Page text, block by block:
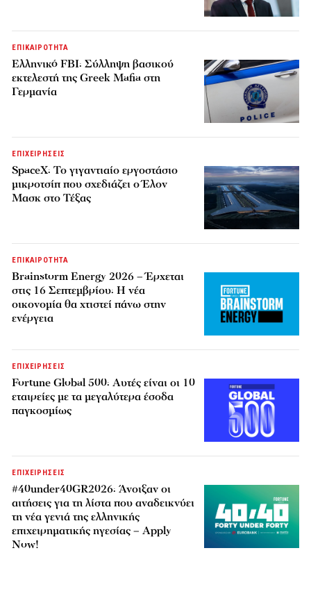
ΕΠΙΚΑΙΡΟΤΗΤΑ
Ελληνικό FBI: Σύλληψη βασικού
εκτελεστή της Greek Mafia στη
Γερμανία
ΕΠΙΧΕΙΡΗΣΕΙΣ
SpaceX: Το γιγαντιαίο εργοστάσιο
μικροτσίπ που σχεδιάζει ο Έλον
Μασκ στο Τέξας
ΕΠΙΚΑΙΡΟΤΗΤΑ
Brainstorm Energy 2026 – Έρχεται
στις 16 Σεπτεμβρίου: Η νέα
οικονομία θα χτιστεί πάνω στην
ενέργεια
ΕΠΙΧΕΙΡΗΣΕΙΣ
Fortune Global 500: Αυτές είναι οι 10
εταιρείες με τα μεγαλύτερα έσοδα
παγκοσμίως
ΕΠΙΧΕΙΡΗΣΕΙΣ
#40under40GR2026: Άνοιξαν οι
αιτήσεις για τη λίστα που αναδεικνύει
τη νέα γενιά της ελληνικής
επιχειρηματικής ηγεσίας – Apply
Now!